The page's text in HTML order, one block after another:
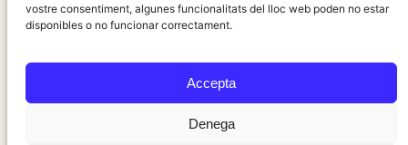
vostre consentiment, algunes funcionalitats del lloc web poden no estar
disponibles o no funcionar correctament.
Accepta
Denega
elRidaura.com